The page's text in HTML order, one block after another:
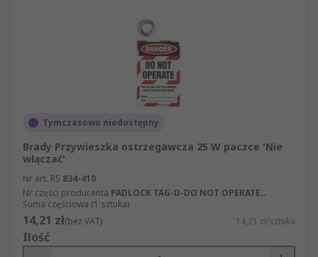
Tymczasowo niedostępny
Brady Przywieszka ostrzegawcza 25 W paczce 'Nie
włączać'
Nr art. RS 834-410
Nr części producenta PADLOCK TAG-D-DO NOT OPERATE..
Suma częściowa (1 sztuka)
14,21 zł(bez VAT) 14,21 zł/sztuka
Ilość